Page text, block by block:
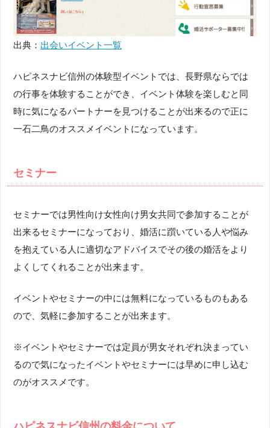
出典： 出会いイベント一覧
ハピネスナビ信州の体験型イベントでは、長野県ならでは
の行事を体験することができ、イベント体験を楽しむと同
時に気になるパートナーを見つけることが出来るので正に
一石二鳥のオススメイベントになっています。
セミナー
セミナーでは男性向け女性向け男女共同で参加することが
出来るセミナーになっており、婚活に躓いている人や悩み
を抱えている人に適切なアドバイスでその後の婚活をより
よくしてくれることが出来ます。
イベントやセミナーの中には無料になっているものもある
ので、気軽に参加することが出来ます。
※イベントやセミナーでは定員が男女それぞれ決まってい
るので気になったイベントやセミナーには早めに申し込む
のがオススメです。